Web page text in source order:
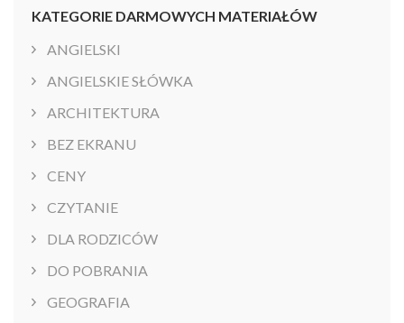
KATEGORIE DARMOWYCH MATERIAŁÓW
ANGIELSKI
ANGIELSKIE SŁÓWKA
ARCHITEKTURA
BEZ EKRANU
CENY
CZYTANIE
DLA RODZICÓW
DO POBRANIA
GEOGRAFIA